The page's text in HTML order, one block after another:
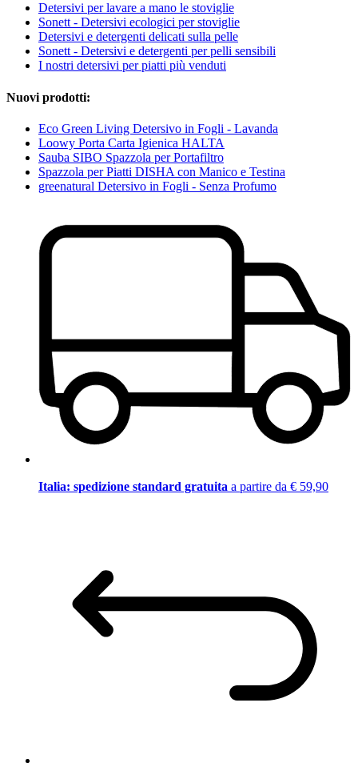
Detersivi per lavare a mano le stoviglie
Sonett - Detersivi ecologici per stoviglie
Detersivi e detergenti delicati sulla pelle
Sonett - Detersivi e detergenti per pelli sensibili
I nostri detersivi per piatti più venduti
Nuovi prodotti:
Eco Green Living Detersivo in Fogli - Lavanda
Loowy Porta Carta Igienica HALTA
Sauba SIBO Spazzola per Portafiltro
Spazzola per Piatti DISHA con Manico e Testina
greenatural Detersivo in Fogli - Senza Profumo
Italia: spedizione standard gratuita a partire da € 59,90